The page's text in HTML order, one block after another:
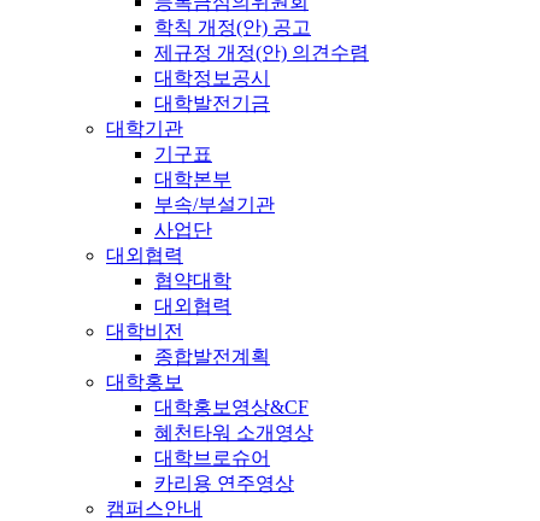
학칙 개정(안) 공고
제규정 개정(안) 의견수렴
대학정보공시
대학발전기금
대학기관
기구표
대학본부
부속/부설기관
사업단
대외협력
협약대학
대외협력
대학비전
종합발전계획
대학홍보
대학홍보영상&CF
혜천타워 소개영상
대학브로슈어
카리용 연주영상
캠퍼스안내